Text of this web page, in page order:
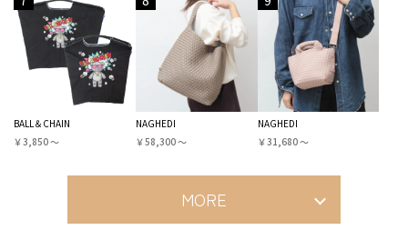
BALL＆CHAIN
￥3,850 〜
NAGHEDI
￥58,300 〜
NAGHEDI
￥31,680 〜
MORE